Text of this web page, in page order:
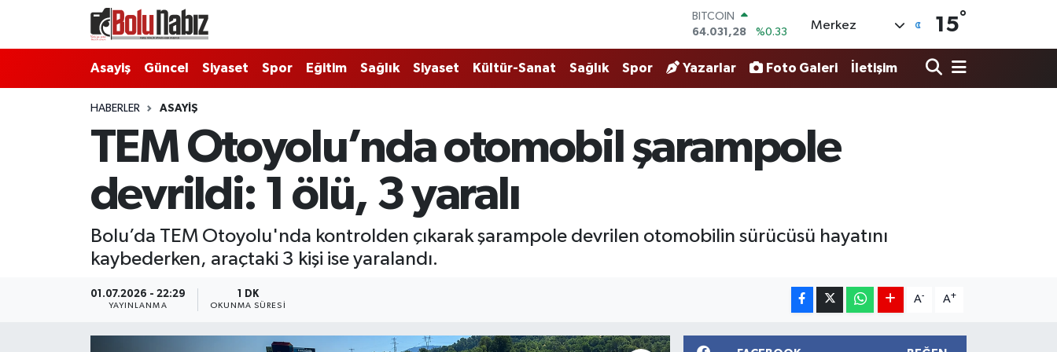
BITCOIN
64.031,28
%0.33
47,5452
%-0.01
GRAM ALTIN
6249.61
%0.85
Merkez 15°
Asayiş Güncel Siyaset Spor Eğitim Sağlık Siyaset Kültür-Sanat Sağlık Spor Yazarlar Foto Galeri İletişim
HABERLER ASAYIŞ
TEM Otoyolu’nda otomobil şarampole
devrildi: 1 ölü, 3 yaralı
Bolu’da TEM Otoyolu'nda kontrolden çıkarak şarampole devrilen otomobilin sürücüsü hayatını
kaybederken, araçtaki 3 kişi ise yaralandı.
01.07.2026 - 22:29
YAYINLANMA
1 DK
OKUNMA SÜRESI
A- A+
Bolu Namaz Vakitleri
Bolu Trafik Yoğunluk Haritası
Tüm Manşetler
Son Dakika Haberleri
Haber Arşivi